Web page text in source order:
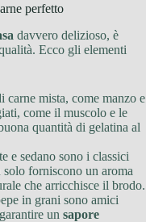
perfetto
davvero delizioso, è
Ecco gli elementi
carne mista, come manzo e
come il muscolo e le
quantità di gelatina al
e sedano sono i classici
forniscono un aroma
che arricchisce il brodo.
in grani sono amici
un sapore